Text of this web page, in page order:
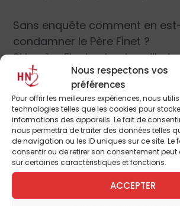
Nous respectons vos
préférences
Pour offrir les meilleures expériences, nous
technologies telles que les cookies pour
informations des appareils. Le fait de
nous permettra de traiter des données telles
de navigation ou les ID uniques sur ce site. Le
consentir ou de retirer son consentement
sur certaines caractéristiques et fonctions.
ACCEPTER
Sans enquête comment en
condamner le Père Finet ?
Si le père Finet est aujourd’hui
condamné, qui ont été ses
ils légitimes ?
Cette « écoute » aurait dû
l’ouverture d’une enquête et
une condamnation.
Si le droit, tant civil que
pas les morts, que la loi
présomption d’innocence,
accepter que quiconque, mort